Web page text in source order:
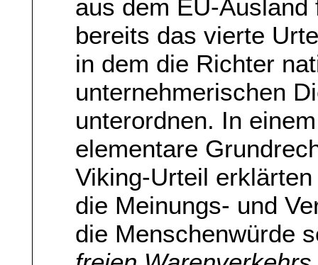
aus dem EU-
bereits das vierte
in dem die Richter
unternehmerischen
unterordnen. In
elementare
Viking-Urteil
die Meinungs- und
die Menschenwürde